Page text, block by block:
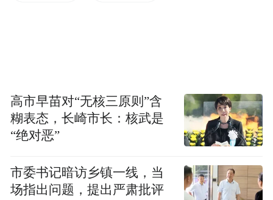
高市早苗对“无核三原则”含
糊表态，长崎市长：核武是
“绝对恶”
市委书记暗访乡镇一线，当
场指出问题，提出严肃批评